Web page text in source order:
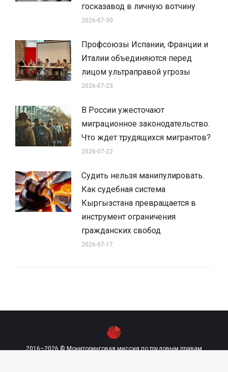
госказавод в личную вотчину
2026-07-30
Профсоюзы Испании, Франции и
Италии объединяются перед
лицом ультраправой угрозы
2026-07-23
В России ужесточают
миграционное законодательство.
Что ждет трудящихся мигрантов?
2026-07-22
Судить нельзя манипулировать.
Как судебная система
Кыргызстана превращается в
инструмент ограничения
гражданских свобод
2026-07-17
2016–2026 © Мониторинговая миссия по трудовым правам